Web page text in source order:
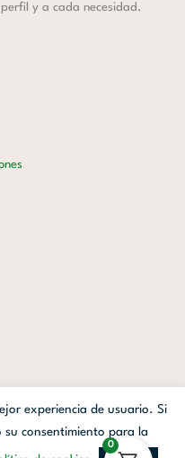
y a cada necesidad.
Digital| Webmaster
experiencia de usuario. Si
consentimiento para la
0